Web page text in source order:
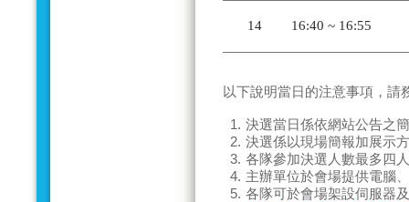
14 16:40 ~ 16:55
以下說明當日的注意事項 ，請
1. 決選當日係依網站公告之
2. 決選係以現場簡報加展示
3. 各隊參加決選人數最多四人
4. 主辦單位於會場提供電腦
5. 各隊可於會場架設伺服器